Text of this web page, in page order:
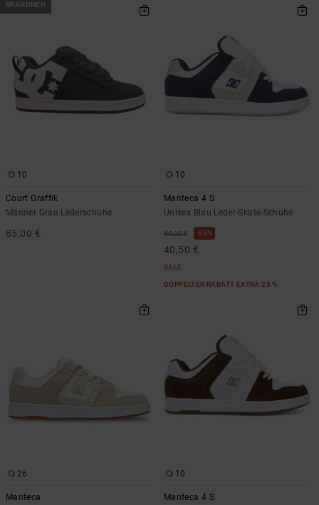
BRANDNEU
10
Court Graffik
Männer Grau Lederschuhe
85,00 €
10
Manteca 4 S
Unisex Blau Leder-Skate-Schuhe
90,00 € 55%
40,50 €
SALE
DOPPELTER RABATT EXTRA 25 %
26
Manteca
10
Manteca 4 S